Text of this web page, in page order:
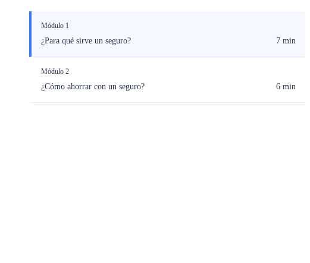
Módulo 1
¿Para qué sirve un seguro? 7 min
Módulo 2
¿Cómo ahorrar con un seguro? 6 min